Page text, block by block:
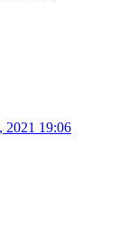
2021 19:06